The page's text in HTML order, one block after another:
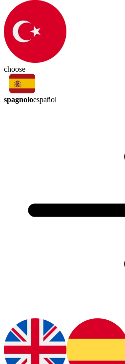
choose
spagnoloespañol